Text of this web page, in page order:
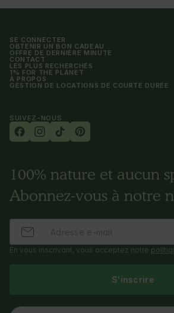
SE CONNECTER
OBTENIR UN BON CADEAU
OFFRE DE DERNIÈRE MINUTE
CONTACT
LES PLUS RECHERCHÉS
1% FOR THE PLANET
À PROPOS
GESTION DE LOCATIONS DE COURTE DURÉE
SUIVEZ-NOUS
100% nature et aucun
Abonnez-vous à notre
En vous inscrivant, vous acceptez notre
S'inscrire